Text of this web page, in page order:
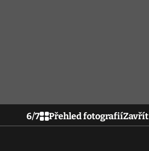
6/7 Přehled fotografiíZavřít